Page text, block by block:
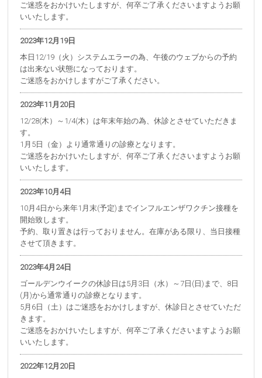
ご迷惑をおかけいたしますが、何卒ご了承くださいますようお願
いいたします。
2023年12月19日
本日12/19（火）システムエラーの為、午後のウェブからの予約
は出来ない状態になっております。
ご迷惑をおかけしますがご了承ください。
2023年11月20日
12/28(木）～1/4(木）は年末年始の為、休診とさせていただきま
す。
1月5日（金）より通常通りの診療となります。
ご迷惑をおかけいたしますが、何卒ご了承くださいますようお願
いいたします。
2023年10月4日
10月4日から来年1月末(予定)までインフルエンザワクチン接種を
開始致します。
予約、取り置きは行っておりません。在庫がある限り、当日接種
させて頂きます。
2023年4月24日
ゴールデンウイークの休診日は5月3日（水）～7日(日)まで、8日
(月)から通常通りの診療となります。
5月6日（土）はご迷惑をおかけしますが、休診日とさせていただ
きます。
ご迷惑をおかけいたしますが、何卒ご了承くださいますようお願
いいたします。
2022年12月20日